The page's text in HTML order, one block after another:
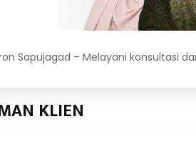
Sapujagad – Melayani konsultasi
KLIEN